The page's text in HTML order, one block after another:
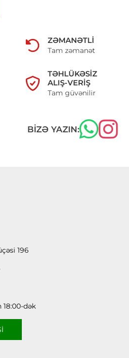
ZƏMANƏTLI
Tam zəmanət
TƏHLÜKƏSIZ
ALIŞ-VERIŞ
Tam güvənilir
BIZƏ YAZIN:
196
18:00-dək